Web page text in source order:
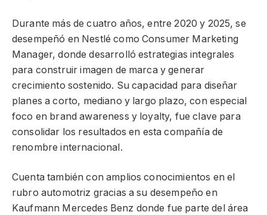
Durante más de cuatro años, entre 2020 y 2025, se
desempeñó en Nestlé como Consumer Marketing
Manager, donde desarrolló estrategias integrales
para construir imagen de marca y generar
crecimiento sostenido. Su capacidad para diseñar
planes a corto, mediano y largo plazo, con especial
foco en brand awareness y loyalty, fue clave para
consolidar los resultados en esta compañía de
renombre internacional.
Cuenta también con amplios conocimientos en el
rubro automotriz gracias a su desempeño en
Kaufmann Mercedes Benz donde fue parte del área